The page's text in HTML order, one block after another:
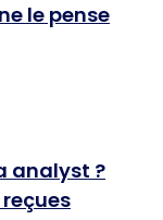
le pense
analyst ?